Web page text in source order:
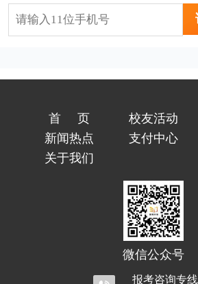
首页 校友活动
新闻热点
支付中心
关于我们
微信公众号
报考咨询专